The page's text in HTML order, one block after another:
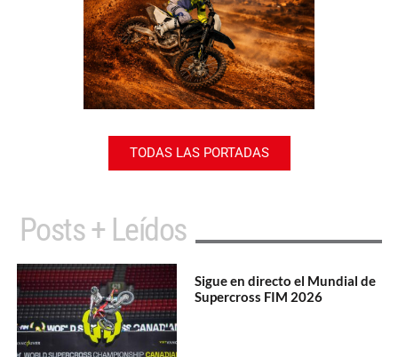
TODAS LAS PORTADAS
Posts + Leídos
Sigue en directo el Mundial de
Supercross FIM 2026